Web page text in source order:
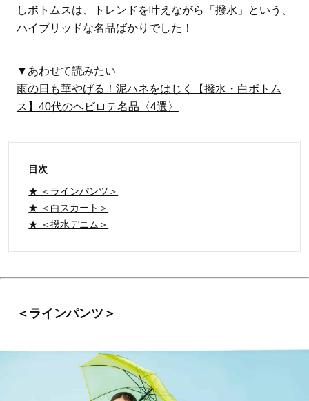
ママとパパに贈る「ジェンダーレ
ス学」
人気の40代髪型・ヘ
しボトムスは、トレンドを叶えながら「撥水」という、
ハイブリッドな名品ばかりでした！
▼あわせて読みたい
雨の日も華やげる！泥ハネをはじく【撥水・白ボトム
ス】40代のヘビロテ名品〈4選〉
目次
★ ＜ラインパンツ＞
★ ＜白スカート＞
★ ＜撥水デニム＞
＜ラインパンツ＞